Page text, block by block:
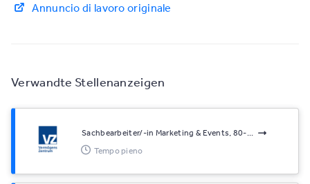
Verwandte Stellenanzeigen
Sachbearbeiter/-in Marketing & Events, 80-...
Tempo pieno
Annuncio di lavoro originale